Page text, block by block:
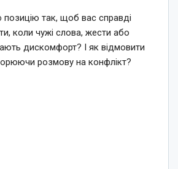
так, щоб вас справді
коли чужі слова, жести або
дискомфорт? І як відмовити
розмову на конфлікт?